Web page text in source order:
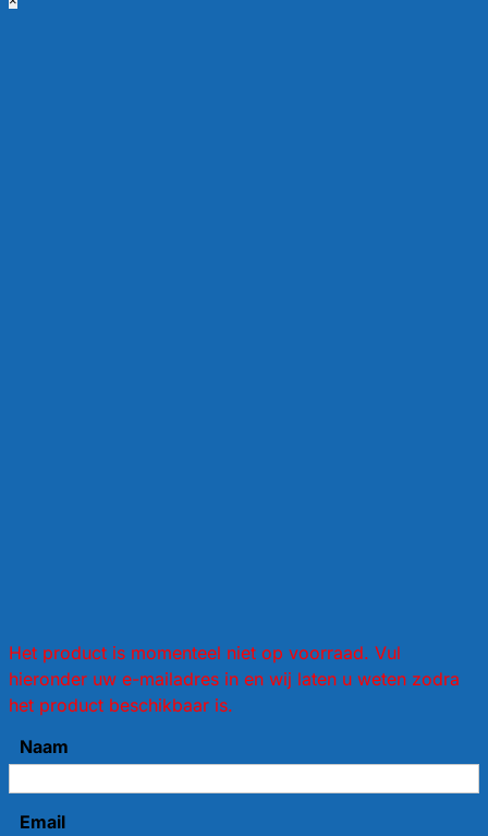
Het product is momenteel niet op voorraad. Vul
hieronder uw e-mailadres in en wij laten u weten zodra
het product beschikbaar is.
Naam
Email